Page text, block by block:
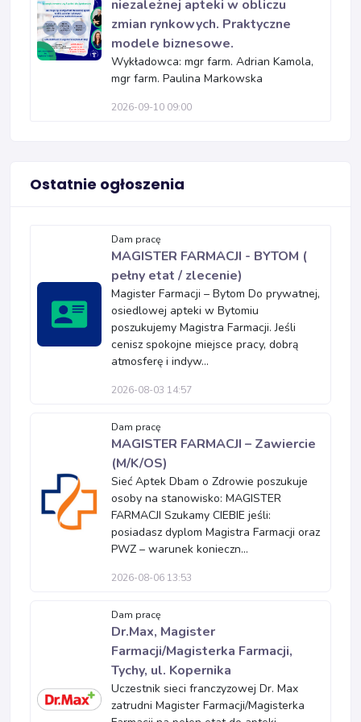
niezależnej apteki w obliczu
zmian rynkowych. Praktyczne
modele biznesowe.
Wykładowca: mgr farm. Adrian Kamola,
mgr farm. Paulina Markowska
2026-09-10 09:00
Ostatnie ogłoszenia
Dam pracę
MAGISTER FARMACJI - BYTOM (
pełny etat / zlecenie)
Magister Farmacji – Bytom Do prywatnej,
osiedlowej apteki w Bytomiu
poszukujemy Magistra Farmacji. Jeśli
cenisz spokojne miejsce pracy, dobrą
atmosferę i indyw...
2026-08-03 14:57
Dam pracę
MAGISTER FARMACJI – Zawiercie
(M/K/OS)
Sieć Aptek Dbam o Zdrowie poszukuje
osoby na stanowisko: MAGISTER
FARMACJI Szukamy CIEBIE jeśli:
posiadasz dyplom Magistra Farmacji oraz
PWZ – warunek konieczn...
2026-08-06 13:53
Dam pracę
Dr.Max, Magister
Farmacji/Magisterka Farmacji,
Tychy, ul. Kopernika
Uczestnik sieci franczyzowej Dr. Max
zatrudni Magister Farmacji/Magisterka